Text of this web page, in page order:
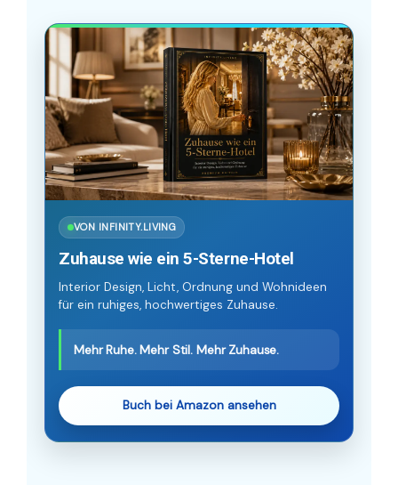
VON INFINITY.LIVING
Zuhause wie ein 5-Sterne-Hotel
Interior Design, Licht, Ordnung und Wohnideen
für ein ruhiges, hochwertiges Zuhause.
Mehr Ruhe. Mehr Stil. Mehr Zuhause.
Buch bei Amazon ansehen